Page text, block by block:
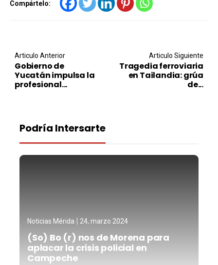
Compártelo:
Post navigation
Articulo Anterior
Gobierno de
Yucatán impulsa la
profesional...
Articulo Siguiente
Tragedia ferroviaria
en Tailandia: grúa
de...
Podría Intersarte
Noticias Mérida 24, marzo 2024
(So) Bo (r) nos de Morena para
aplacar la crisis policial en
Campeche